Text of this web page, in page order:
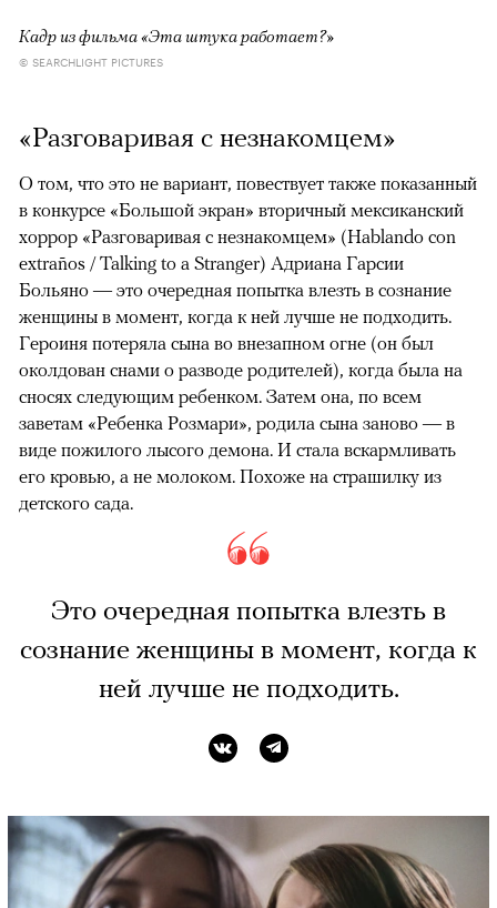
Кадр из фильма «Эта штука работает?»
© SEARCHLIGHT PICTURES
«Разговаривая с незнакомцем»
О том, что это не вариант, повествует также показанный
в конкурсе «Большой экран» вторичный мексиканский
хоррор «Разговаривая с незнакомцем» (Hablando con
extraños / Talking to a Stranger) Адриана Гарсии
Больяно — это очередная попытка влезть в сознание
женщины в момент, когда к ней лучше не подходить.
Героиня потеряла сына во внезапном огне (он был
околдован снами о разводе родителей), когда была на
сносях следующим ребенком. Затем она, по всем
заветам «Ребенка Розмари», родила сына заново — в
виде пожилого лысого демона. И стала вскармливать
его кровью, а не молоком. Похоже на страшилку из
детского сада.
Это очередная попытка влезть в
сознание женщины в момент, когда к
ней лучше не подходить.